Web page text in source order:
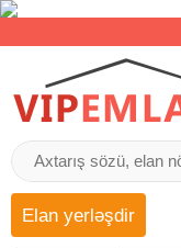
Elan yerləşdir